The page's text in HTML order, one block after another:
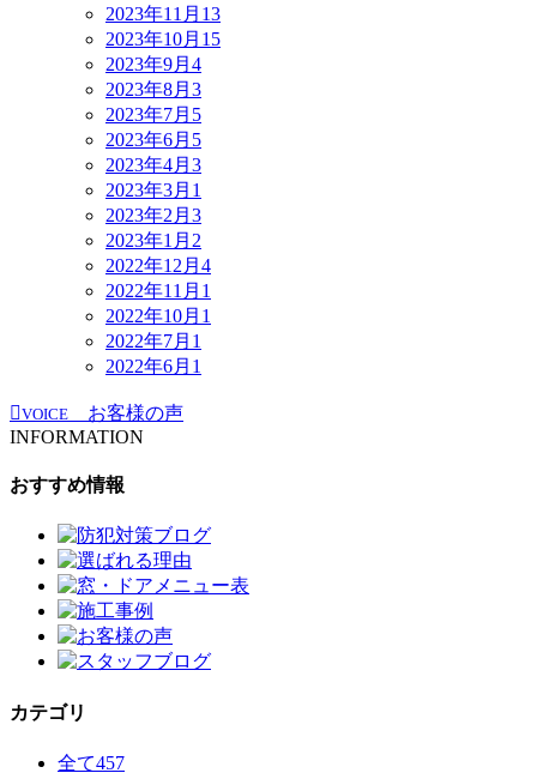
2023年11月 13
2023年10月 15
2023年9月 4
2023年8月 3
2023年7月 5
2023年6月 5
2023年4月 3
2023年3月 1
2023年2月 3
2023年1月 2
2022年12月 4
2022年11月 1
2022年10月 1
2022年7月 1
2022年6月 1
VOICE
お客様の声
INFORMATION
おすすめ情報
カテゴリ
全て457